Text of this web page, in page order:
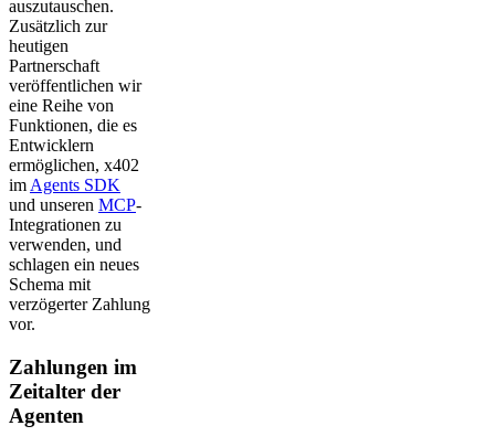
auszutauschen.
Zusätzlich zur
heutigen
Partnerschaft
veröffentlichen wir
eine Reihe von
Funktionen, die es
Entwicklern
ermöglichen, x402
im Agents SDK
und unseren MCP-
Integrationen zu
verwenden, und
schlagen ein neues
Schema mit
verzögerter Zahlung
vor.
Zahlungen im
Zeitalter der
Agenten